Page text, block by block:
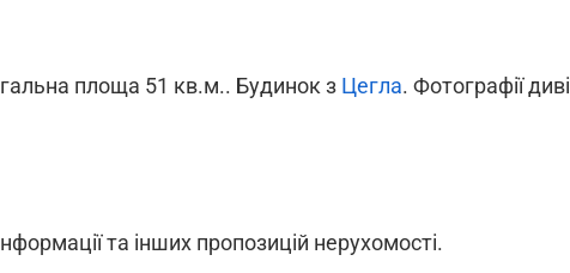
площа 51 кв.м.. Будинок з Цегла. Фотографії
та інших пропозицій нерухомості.